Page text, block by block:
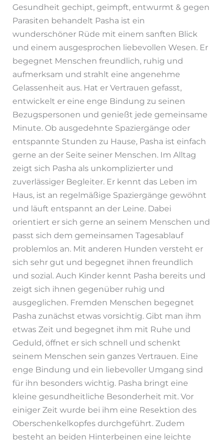
Gesundheit gechipt, geimpft, entwurmt & gegen
Parasiten behandelt Pasha ist ein
wunderschöner Rüde mit einem sanften Blick
und einem ausgesprochen liebevollen Wesen. Er
begegnet Menschen freundlich, ruhig und
aufmerksam und strahlt eine angenehme
Gelassenheit aus. Hat er Vertrauen gefasst,
entwickelt er eine enge Bindung zu seinen
Bezugspersonen und genießt jede gemeinsame
Minute. Ob ausgedehnte Spaziergänge oder
entspannte Stunden zu Hause, Pasha ist einfach
gerne an der Seite seiner Menschen. Im Alltag
zeigt sich Pasha als unkomplizierter und
zuverlässiger Begleiter. Er kennt das Leben im
Haus, ist an regelmäßige Spaziergänge gewöhnt
und läuft entspannt an der Leine. Dabei
orientiert er sich gerne an seinem Menschen und
passt sich dem gemeinsamen Tagesablauf
problemlos an. Mit anderen Hunden versteht er
sich sehr gut und begegnet ihnen freundlich
und sozial. Auch Kinder kennt Pasha bereits und
zeigt sich ihnen gegenüber ruhig und
ausgeglichen. Fremden Menschen begegnet
Pasha zunächst etwas vorsichtig. Gibt man ihm
etwas Zeit und begegnet ihm mit Ruhe und
Geduld, öffnet er sich schnell und schenkt
seinem Menschen sein ganzes Vertrauen. Eine
enge Bindung und ein liebevoller Umgang sind
für ihn besonders wichtig. Pasha bringt eine
kleine gesundheitliche Besonderheit mit. Vor
einiger Zeit wurde bei ihm eine Resektion des
Oberschenkelkopfes durchgeführt. Zudem
besteht an beiden Hinterbeinen eine leichte